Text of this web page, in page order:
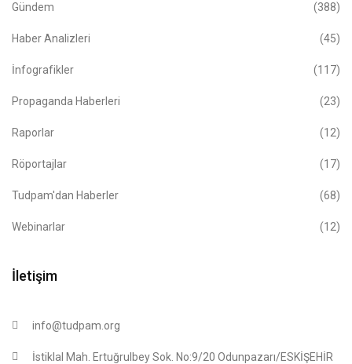
Gündem (388)
Haber Analizleri (45)
İnfografikler (117)
Propaganda Haberleri (23)
Raporlar (12)
Röportajlar (17)
Tudpam'dan Haberler (68)
Webinarlar (12)
İletişim
info@tudpam.org
İstiklal Mah. Ertuğrulbey Sok. No:9/20 Odunpazarı/ESKİŞEHİR